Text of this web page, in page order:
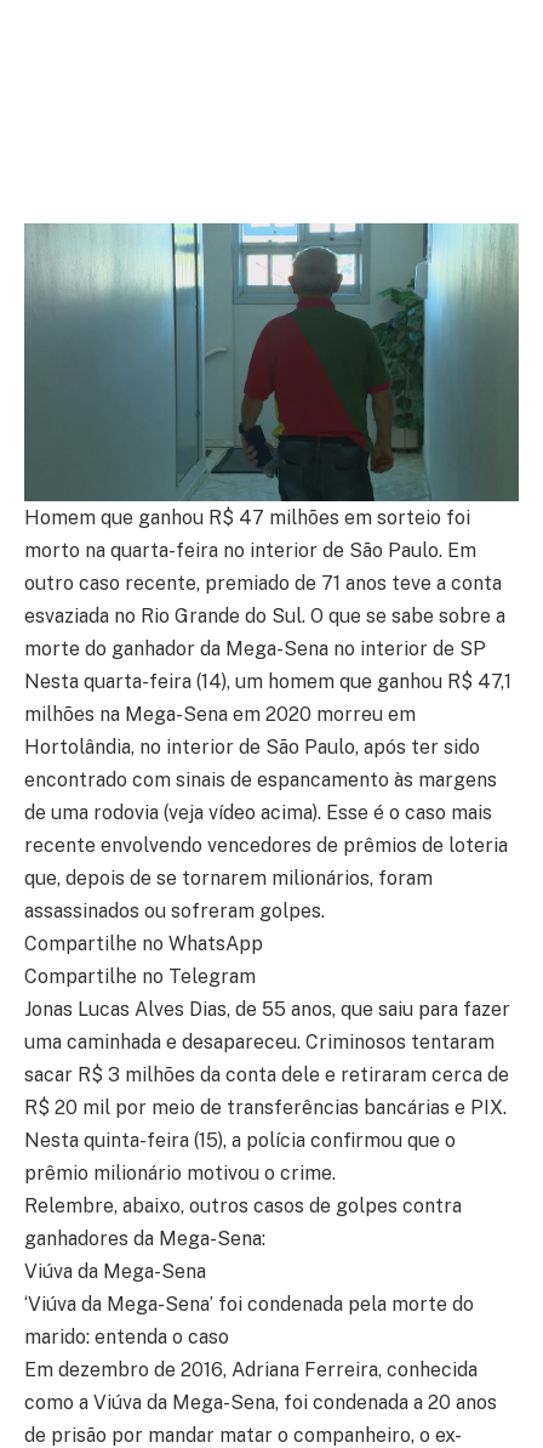
Homem que ganhou R$ 47 milhões em sorteio foi
morto na quarta-feira no interior de São Paulo. Em
outro caso recente, premiado de 71 anos teve a conta
esvaziada no Rio Grande do Sul. O que se sabe sobre a
morte do ganhador da Mega-Sena no interior de SP
Nesta quarta-feira (14), um homem que ganhou R$ 47,1
milhões na Mega-Sena em 2020 morreu em
Hortolândia, no interior de São Paulo, após ter sido
encontrado com sinais de espancamento às margens
de uma rodovia (veja vídeo acima). Esse é o caso mais
recente envolvendo vencedores de prêmios de loteria
que, depois de se tornarem milionários, foram
assassinados ou sofreram golpes.
Compartilhe no WhatsApp
Compartilhe no Telegram
Jonas Lucas Alves Dias, de 55 anos, que saiu para fazer
uma caminhada e desapareceu. Criminosos tentaram
sacar R$ 3 milhões da conta dele e retiraram cerca de
R$ 20 mil por meio de transferências bancárias e PIX.
Nesta quinta-feira (15), a polícia confirmou que o
prêmio milionário motivou o crime.
Relembre, abaixo, outros casos de golpes contra
ganhadores da Mega-Sena:
Viúva da Mega-Sena
‘Viúva da Mega-Sena’ foi condenada pela morte do
marido: entenda o caso
Em dezembro de 2016, Adriana Ferreira, conhecida
como a Viúva da Mega-Sena, foi condenada a 20 anos
de prisão por mandar matar o companheiro, o ex-